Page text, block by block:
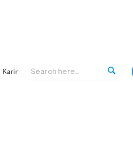
Karir